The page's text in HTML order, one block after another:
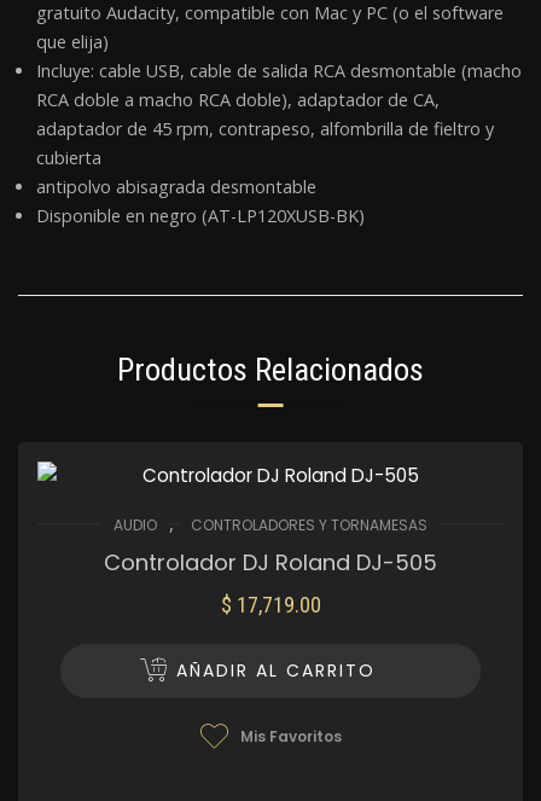
gratuito Audacity, compatible con Mac y PC (o el software
que elija)
Incluye: cable USB, cable de salida RCA desmontable (macho
RCA doble a macho RCA doble), adaptador de CA,
adaptador de 45 rpm, contrapeso, alfombrilla de fieltro y
cubierta
antipolvo abisagrada desmontable
Disponible en negro (AT-LP120XUSB-BK)
Productos Relacionados
AUDIO , CONTROLADORES Y TORNAMESAS
Controlador DJ Roland DJ-505
$ 17,719.00
AÑADIR AL CARRITO
Mis Favoritos